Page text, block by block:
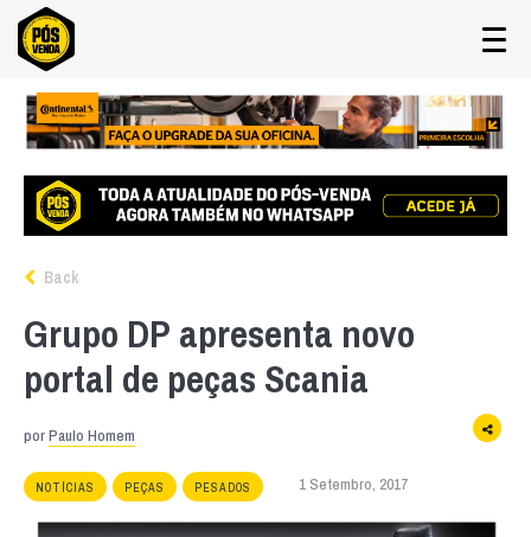
Back
Grupo DP apresenta novo
portal de peças Scania
porPaulo Homem
NOTÍCIAS PEÇAS PESADOS 1 Setembro, 2017